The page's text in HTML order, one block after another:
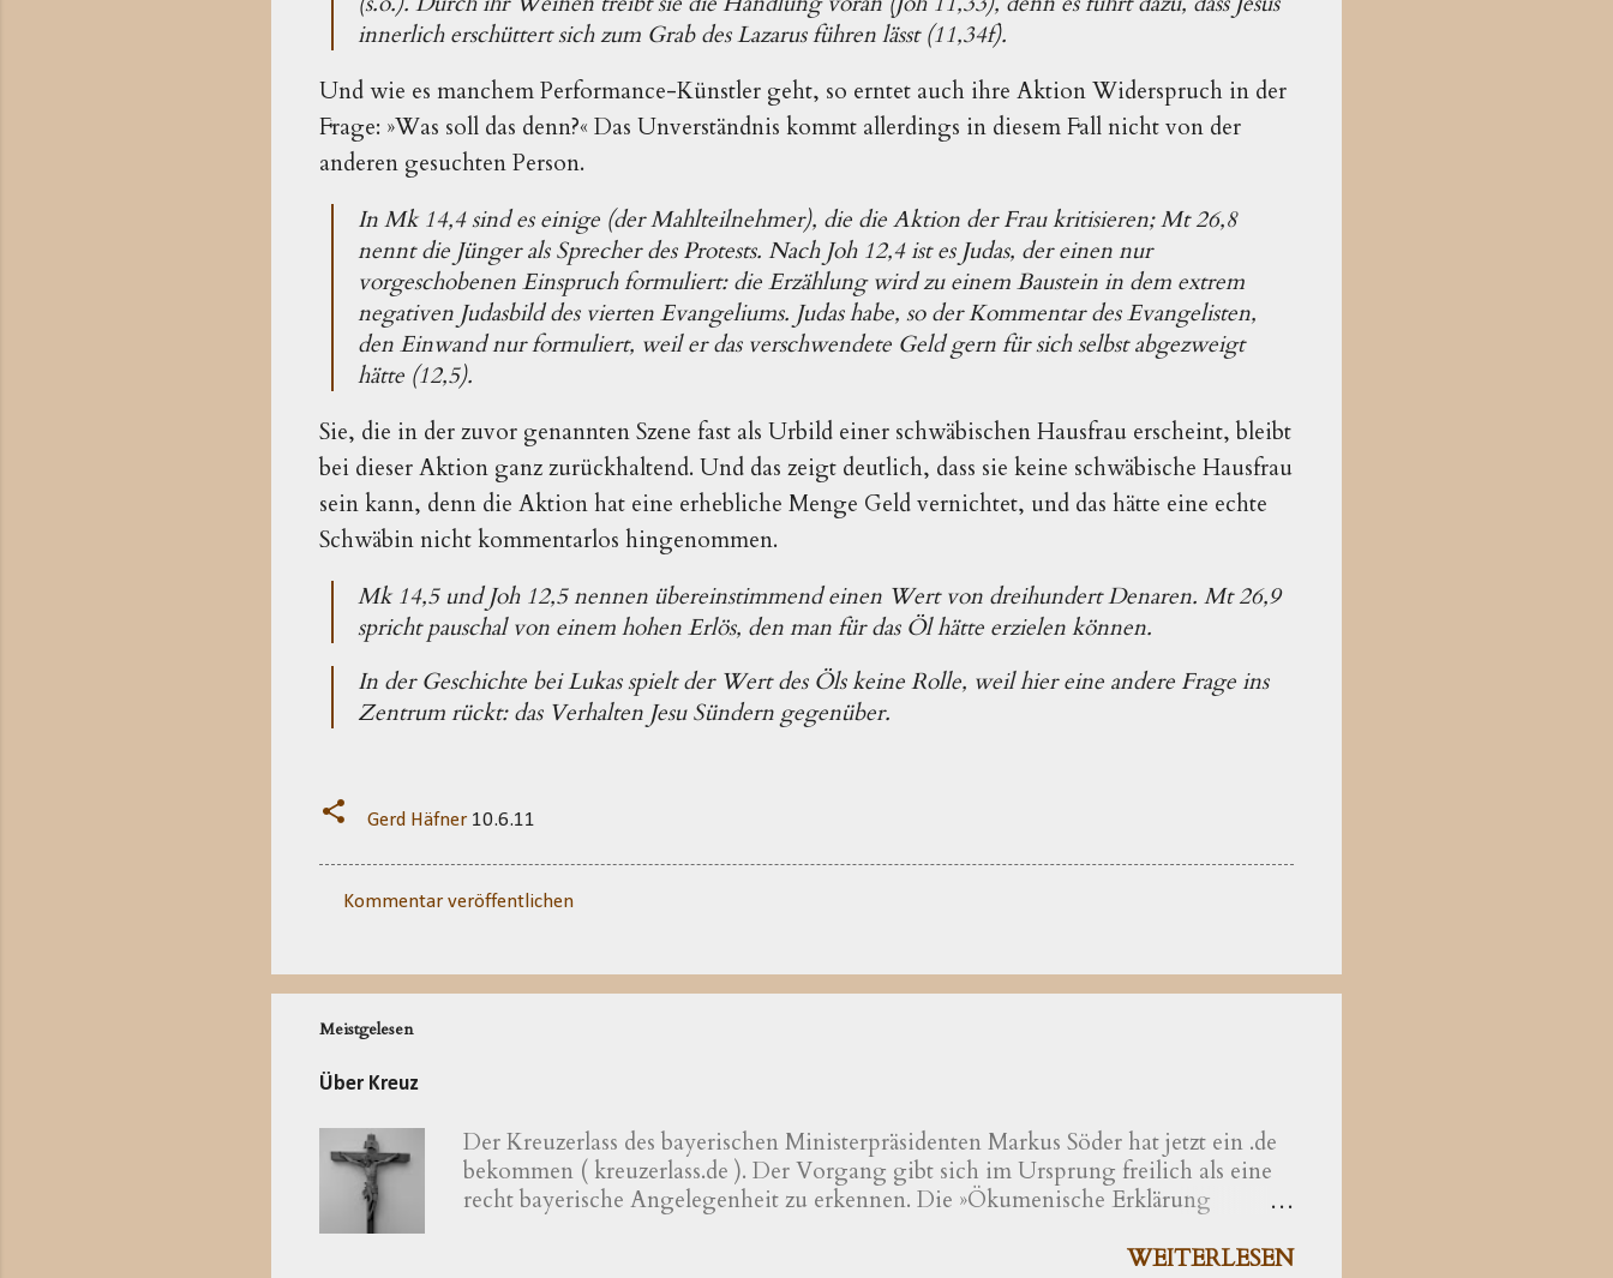
innerlich erschüttert sich zum Grab des Lazarus führen lässt (11,34f).
Und wie es manchem Performance-Künstler geht, so erntet auch ihre Aktion Widerspruch in der
Frage: »Was soll das denn?« Das Unverständnis kommt allerdings in diesem Fall nicht von der
anderen gesuchten Person.
In Mk 14,4 sind es einige (der Mahlteilnehmer), die die Aktion der Frau kritisieren; Mt 26,8
nennt die Jünger als Sprecher des Protests. Nach Joh 12,4 ist es Judas, der einen nur
vorgeschobenen Einspruch formuliert: die Erzählung wird zu einem Baustein in dem extrem
negativen Judasbild des vierten Evangeliums. Judas habe, so der Kommentar des Evangelisten,
den Einwand nur formuliert, weil er das verschwendete Geld gern für sich selbst abgezweigt
hätte (12,5).
Sie, die in der zuvor genannten Szene fast als Urbild einer schwäbischen Hausfrau erscheint, bleibt
bei dieser Aktion ganz zurückhaltend. Und das zeigt deutlich, dass sie keine schwäbische Hausfrau
sein kann, denn die Aktion hat eine erhebliche Menge Geld vernichtet, und das hätte eine echte
Schwäbin nicht kommentarlos hingenommen.
Mk 14,5 und Joh 12,5 nennen übereinstimmend einen Wert von dreihundert Denaren. Mt 26,9
spricht pauschal von einem hohen Erlös, den man für das Öl hätte erzielen können.
In der Geschichte bei Lukas spielt der Wert des Öls keine Rolle, weil hier eine andere Frage ins
Zentrum rückt: das Verhalten Jesu Sündern gegenüber.
Gerd Häfner 10.6.11
m
m
n
t
a
Kommentar veröffentlichen
Meistgelesen
Über Kreuz
Der Kreuzerlass des bayerischen Ministerpräsidenten Markus Söder hat jetzt ein .de
bekommen ( kreuzerlass.de ). Der Vorgang gibt sich im Ursprung freilich als eine
recht bayerische Angelegenheit zu erkennen. Die »Ökumenische Erklärung
zum bayerischen Kreuzerlass am 1.6.2018« wird nachfolgend präzisiert als eine
WEITERLESEN